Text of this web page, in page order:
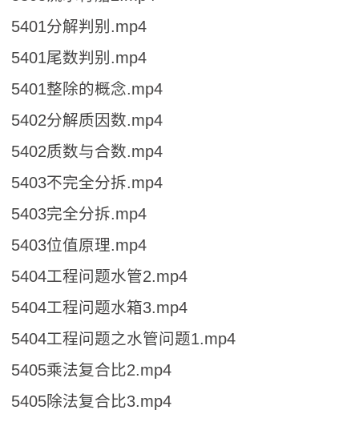
5401分解判别.mp4
5401尾数判别.mp4
5401整除的概念.mp4
5402分解质因数.mp4
5402质数与合数.mp4
5403不完全分拆.mp4
5403完全分拆.mp4
5403位值原理.mp4
5404工程问题水管2.mp4
5404工程问题水箱3.mp4
5404工程问题之水管问题1.mp4
5405乘法复合比2.mp4
5405除法复合比3.mp4